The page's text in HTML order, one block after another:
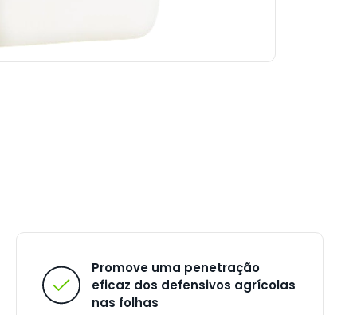
Promove uma penetração
eficaz dos defensivos agrícolas
nas folhas